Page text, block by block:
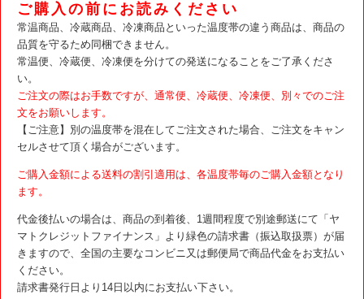
ご購入の前にお読みください
常温商品、冷蔵商品、冷凍商品といった温度帯の違う商品は、商品の
品質を守るため同梱できません。
常温便、冷蔵便、冷凍便を分けての発送になることをご了承くださ
い。
ご注文の際はお手数ですが、通常便、冷蔵便、冷凍便、別々でのご注
文をお願いします。
【ご注意】別の温度帯を混在してご注文された場合、ご注文をキャン
セルさせて頂く場合がございます。
ご購入金額による送料の割引適用は、各温度帯毎のご購入金額となり
ます。
代金後払いの場合は、商品の到着後、1週間程度で別途郵送にて「ヤ
マトクレジットファイナンス」より緑色の請求書（振込取扱票）が届
きますので、全国の主要なコンビニ又は郵便局で商品代金をお支払い
ください。
請求書発行日より14日以内にお支払い下さい。